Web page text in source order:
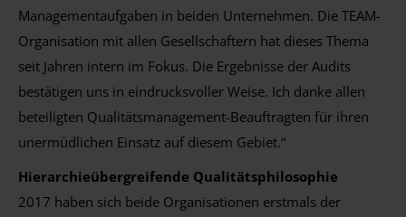
Managementaufgaben in beiden Unternehmen. Die TEAM-
Organisation mit allen Gesellschaftern hat dieses Thema
seit Jahren intern im Fokus. Die Ergebnisse der Audits
bestätigen uns in eindrucksvoller Weise. Ich danke allen
beteiligten Qualitätsmanagement-Beauftragten für ihren
unermüdlichen Einsatz auf diesem Gebiet.“
Hierarchieübergreifende Qualitätsphilosophie
2017 haben sich beide Organisationen erstmals der